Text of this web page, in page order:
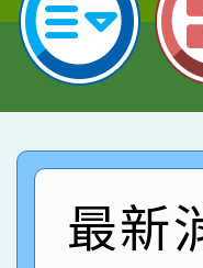
指導
賽 劉
臺灣
賀！
市賽
創客
賀！
賽 洪
名
賀！
倩參
賀！
最新